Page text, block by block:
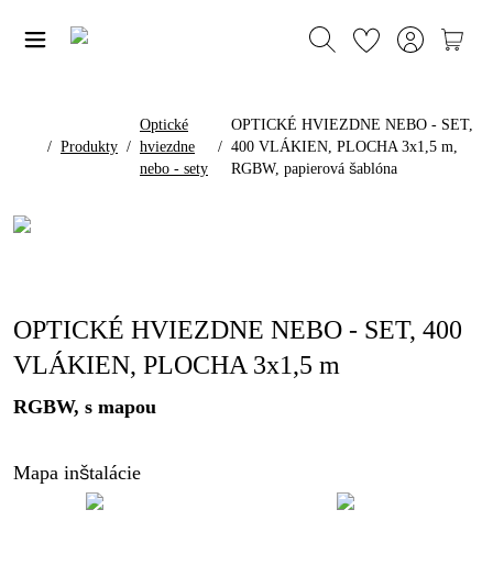
/ Produkty /
Optické
hviezdne
nebo - sety
/
OPTICKÉ HVIEZDNE NEBO - SET,
400 VLÁKIEN, PLOCHA 3x1,5 m,
RGBW, papierová šablóna
OPTICKÉ HVIEZDNE NEBO - SET, 400
VLÁKIEN, PLOCHA 3x1,5 m
RGBW, s mapou
Mapa inštalácie